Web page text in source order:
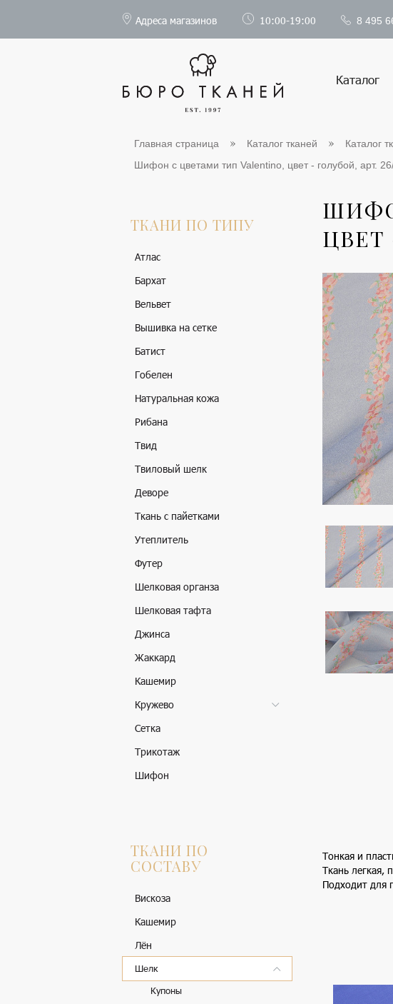
Адреса магазинов 10:00-19:00 8 495
Каталог
Главная страница Каталог тканей Каталог
Шифон с цветами тип Valentino, цвет - голубой, арт.
ТКАНИ ПО ТИПУ
Атлас
Бархат
Вельвет
Вышивка на сетке
Батист
Гобелен
Натуральная кожа
Рибана
Твид
Твиловый шелк
Деворе
Ткань с пайетками
Утеплитель
Футер
Шелковая органза
Шелковая тафта
Джинса
Жаккард
Кашемир
Кружево
Сетка
Трикотаж
Шифон
ТКАНИ ПО
СОСТАВУ
Вискоза
Кашемир
Лён
Шелк
Купоны
ЦВЕТ
Тонкая и
Ткань легкая,
Подходит для